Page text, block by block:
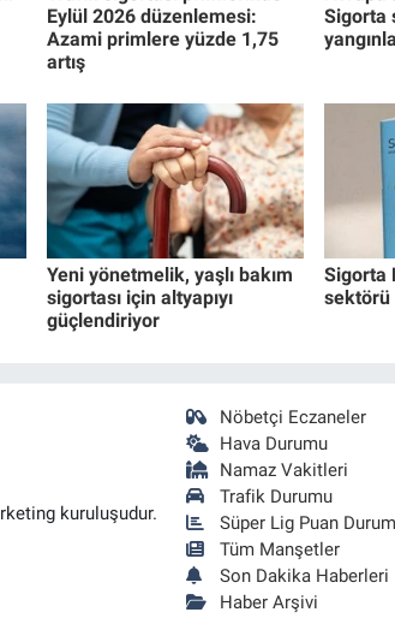
Eylül 2026 düzenlemesi:
Azami primlere yüzde 1,75
artış
Sigorta
Yeni yönetmelik, yaşlı bakım
sigortası için altyapıyı
güçlendiriyor
Sigorta
sektörü
kuruluşudur.
Nöbetçi Eczaneler
Hava Durumu
Namaz Vakitleri
Trafik Durumu
Süper Lig Puan
Tüm Manşetler
Son Dakika Haberleri
Haber Arşivi